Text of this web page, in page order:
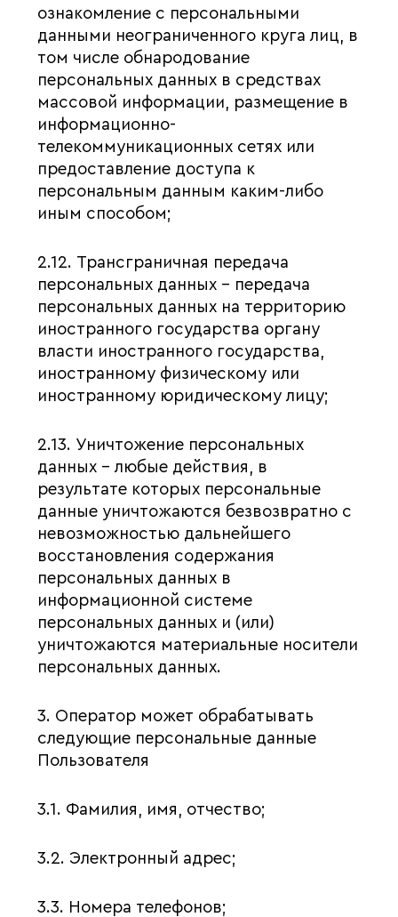
ознакомление с персональными
данными неограниченного круга лиц, в
том числе обнародование
персональных данных в средствах
массовой информации, размещение в
информационно-
телекоммуникационных сетях или
предоставление доступа к
персональным данным каким-либо
иным способом;
2.12. Трансграничная передача
персональных данных – передача
персональных данных на территорию
иностранного государства органу
власти иностранного государства,
иностранному физическому или
иностранному юридическому лицу;
2.13. Уничтожение персональных
данных – любые действия, в
результате которых персональные
данные уничтожаются безвозвратно с
невозможностью дальнейшего
восстановления содержания
персональных данных в
информационной системе
персональных данных и (или)
уничтожаются материальные носители
персональных данных.
3. Оператор может обрабатывать
следующие персональные данные
Пользователя
3.1. Фамилия, имя, отчество;
3.2. Электронный адрес;
3.3. Номера телефонов;